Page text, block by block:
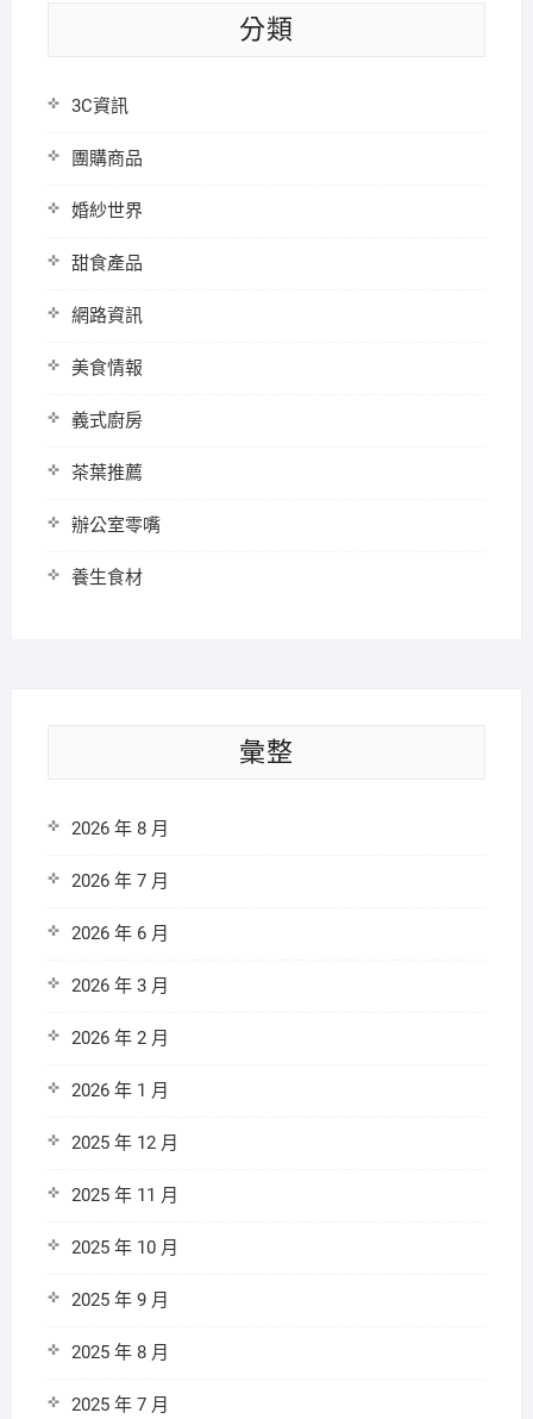
分類
3C資訊
團購商品
婚紗世界
甜食產品
網路資訊
美食情報
義式廚房
茶葉推薦
辦公室零嘴
養生食材
彙整
2026 年 8 月
2026 年 7 月
2026 年 6 月
2026 年 3 月
2026 年 2 月
2026 年 1 月
2025 年 12 月
2025 年 11 月
2025 年 10 月
2025 年 9 月
2025 年 8 月
2025 年 7 月